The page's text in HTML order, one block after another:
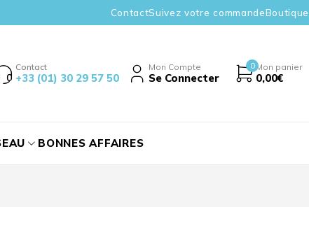
ContactSuivez votre commandeBoutique
Contact
+33 (01) 30 29 57 50
Mon Compte
Se Connecter
0 Mon panier
0,00€
BONNES AFFAIRES